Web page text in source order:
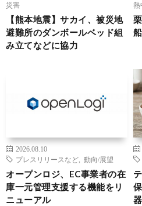
災害
【熊本地震】サカイ、被災地
避難所のダンボールベッド組
み立てなどに協力
熱
2026.08.10
プレスリリースなど
動向/展望
オープンロジ、EC事業者の在
庫一元管理支援する機能をリ
ニューアル